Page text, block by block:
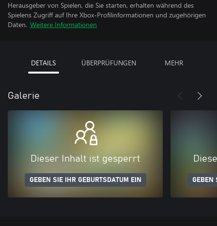
Herausgeber von Spielen, die Sie starten, erhalten während des
Spielens Zugriff auf Ihre Xbox-Profilinformationen und zugehörigen
Daten. Weitere Informationen
DETAILS ÜBERPRÜFUNGEN MEHR
Galerie
Dieser Inhalt ist gesperrt
GEBEN SIE IHR GEBURTSDATUM EIN GEBEN